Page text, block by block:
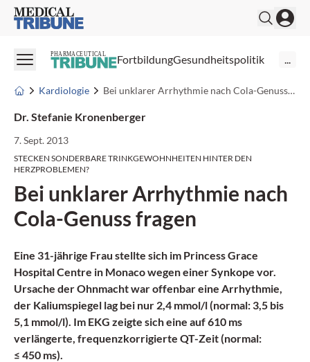
Medical Tribune
PHARMACEUTICAL FortbildungGesundheitspolitik ...
Kardiologie Bei unklarer Arrhythmie nach Cola-Genuss fragen
Dr. Stefanie Kronenberger
7. Sept. 2013
STECKEN SONDERBARE TRINKGEWOHNHEITEN HINTER DEN
HERZPROBLEMEN?
Bei unklarer Arrhythmie nach
Cola-Genuss fragen
Eine 31-jährige Frau stellte sich im Princess Grace
Hospital Centre in Monaco wegen einer Synkope vor.
Ursache der Ohnmacht war offenbar eine Arrhythmie
der Kaliumspiegel lag bei nur 2,4 mmol/l (normal: 3,5 bis
5,1 mmol/l). Im EKG zeigte sich eine auf 610 ms
verlängerte, frequenzkorrigierte QT-Zeit (normal:
≤ 450 ms).